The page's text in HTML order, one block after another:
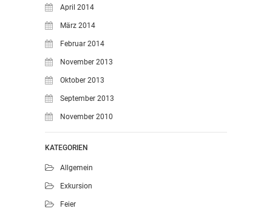
April 2014
März 2014
Februar 2014
November 2013
Oktober 2013
September 2013
November 2010
KATEGORIEN
Allgemein
Exkursion
Feier